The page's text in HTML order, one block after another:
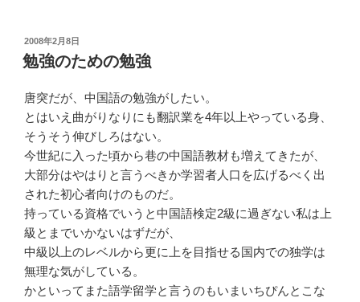
投
稿
日:
2008年2月8日
勉強のための勉強
唐突だが、中国語の勉強がしたい。
とはいえ曲がりなりにも翻訳業を4年以上やっている身、
そうそう伸びしろはない。
今世紀に入った頃から巷の中国語教材も増えてきたが、
大部分はやはりと言うべきか学習者人口を広げるべく出
された初心者向けのものだ。
持っている資格でいうと中国語検定2級に過ぎない私は上
級とまでいかないはずだが、
中級以上のレベルから更に上を目指せる国内での独学は
無理な気がしている。
かといってまた語学留学と言うのもいまいちぴんとこな